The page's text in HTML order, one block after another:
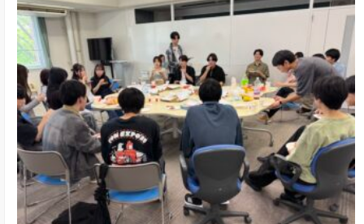
館
の
来
館
者
ア
ケ
ー